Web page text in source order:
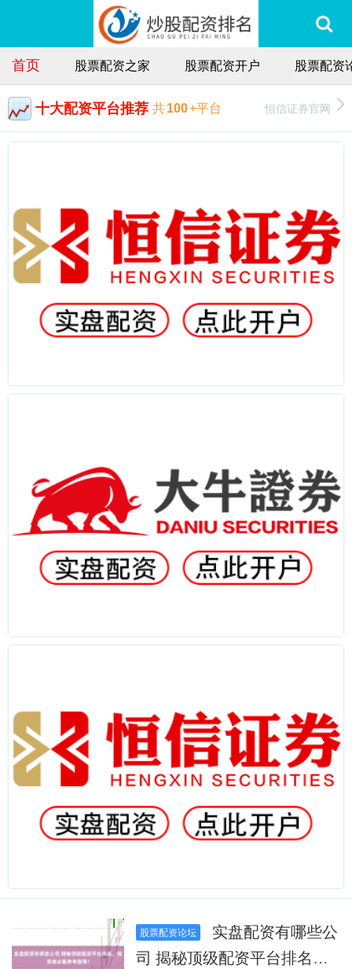
首页 股票配资之家 股票配资开户 股票配资
十大配资平台推荐 共100+平台 恒信证券官网
股票配资论坛
司 揭秘顶级配资平台排名，